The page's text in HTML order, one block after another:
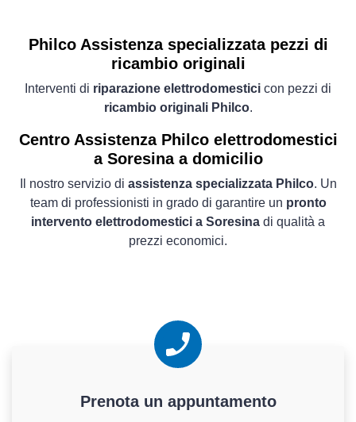
Philco Assistenza specializzata pezzi di
ricambio originali
Interventi di riparazione elettrodomestici con pezzi di
ricambio originali Philco.
Centro Assistenza Philco elettrodomestici
a Soresina a domicilio
Il nostro servizio di assistenza specializzata Philco. Un
team di professionisti in grado di garantire un pronto
intervento elettrodomestici a Soresina di qualità a
prezzi economici.
Prenota un appuntamento